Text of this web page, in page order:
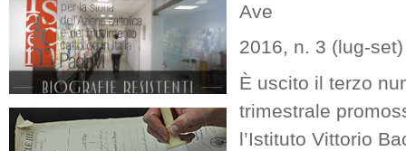
Ave
2016, n. 3 (lug-set)
È uscito il terzo
trimestrale
l’Istituto Vittorio